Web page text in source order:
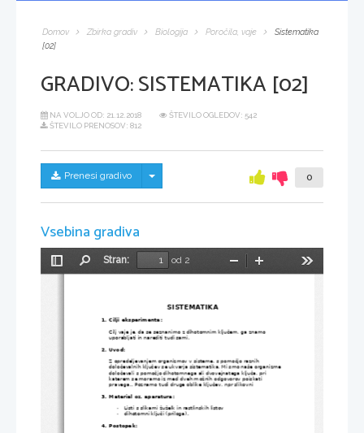
Domov Zbirka gradiv Biologija Poročila, vaje
Sistematika
[02]
GRADIVO:SISTEMATIKA [02]
NA VOLJO OD: 21.12.2018
ŠTEVILO OGLEDOV: 542
ŠTEVILO PRENOSOV: 812
Prenesi gradivo Skrij/prikaži meni 0
Vsebina gradiva
Preklopi
Stran:
od 2
Pomanjšaj
SISTEMATIKA
1. Cilji eksperimenta:
Cilj vaje je, da se seznanimo z dihotomnim ključem, ga znamo
uporabljati in narediti tudi sami.
2. Uvod:
Z opredeljevanjem organizmov v sisteme, s pomočjo raznih
določevalnih ključev se ukvarja sistematika. Mi smo naše organizme
določevali s pomočjo dihotomnega ali dvovejnatega ključa, pri
katerem se moramo iz med dveh možnih odgovorov poiskati
pravega.. Poznamo tudi druge oblike ključev, npr slikovni
3. Material oz. aparatura:
-
Listi s slikami žuželk in rastlinskih listov
-
dihotomni ključi (priloga).
4. Postopek: